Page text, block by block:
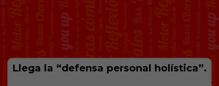
Llega la “defensa personal holística”.